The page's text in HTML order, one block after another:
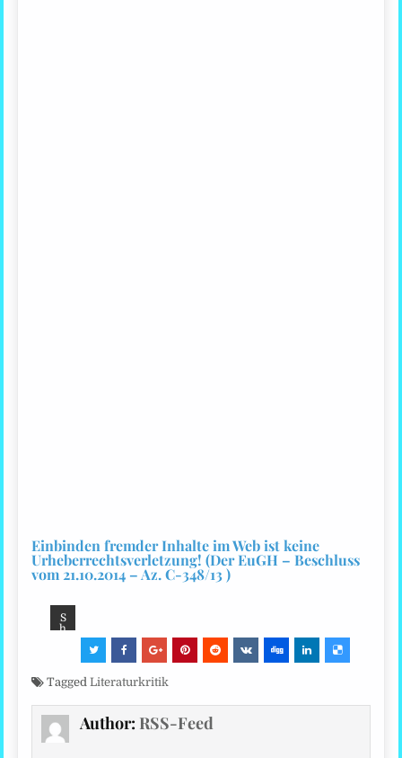
Einbinden fremder Inhalte im Web ist keine
Urheberrechtsverletzung! (Der EuGH – Beschluss
vom 21.10.2014 – Az. C-348/13 )
S
h
TaggedLiteraturkritik
Author: RSS-Feed